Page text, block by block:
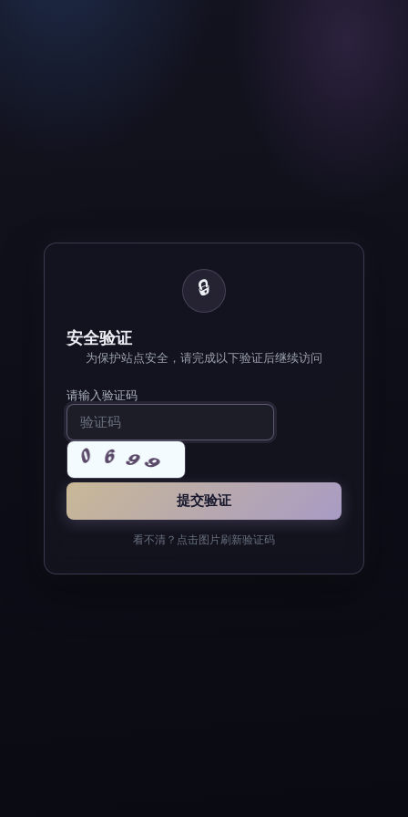
🔒
安全验证
为保护站点安全，请完成以下验证后继续访问
请输入验证码
看不清？点击图片刷新验证码